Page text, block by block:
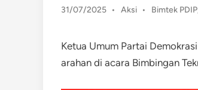
31/07/2025 •
Posted
Aksi • Bimtek PDIP
Ketua Umum Partai
arahan di acara Bimbingan